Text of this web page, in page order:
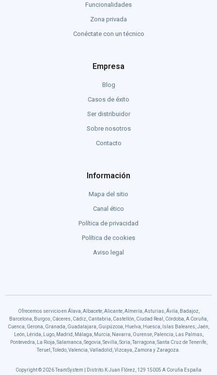
Funcionalidades
Zona privada
Conéctate con un técnico
Empresa
Blog
Casos de éxito
Ser distribuidor
Sobre nosotros
Contacto
Información
Mapa del sitio
Canal ético
Política de privacidad
Política de cookies
Aviso legal
Ofrecemos servicio en Álava, Albacete, Alicante, Almería, Asturias, Ávila, Badajoz,
Barcelona, Burgos, Cáceres, Cádiz, Cantabria, Castellón, Ciudad Real, Córdoba, A Coruña,
Cuenca, Gerona, Granada, Guadalajara, Guipúzcoa, Huelva, Huesca, Islas Baleares, Jaén,
León, Lérida, Lugo, Madrid, Málaga, Murcia, Navarra, Ourense, Palencia, Las Palmas,
Pontevedra, La Rioja, Salamanca, Segovia, Sevilla, Soria, Tarragona, Santa Cruz de Tenerife,
Teruel, Toledo, Valencia, Valladolid, Vizcaya, Zamora y Zaragoza.
Copyright © 2026 TeamSystem | Distrito.K Juan Flórez, 129 15005 A Coruña España